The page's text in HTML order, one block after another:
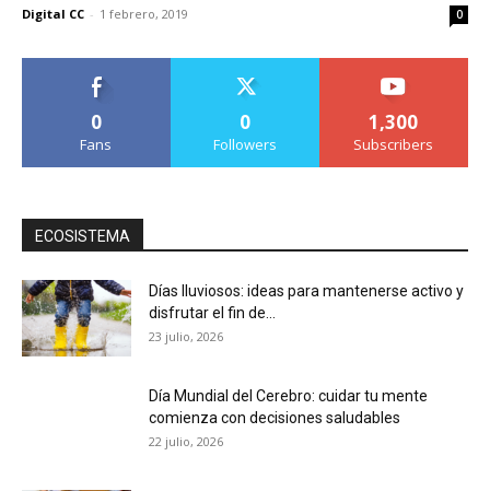
Digital CC - 1 febrero, 2019 0
0
Fans
0
Followers
1,300
Subscribers
ECOSISTEMA
Días lluviosos: ideas para mantenerse activo y
disfrutar el fin de...
23 julio, 2026
Día Mundial del Cerebro: cuidar tu mente
comienza con decisiones saludables
22 julio, 2026